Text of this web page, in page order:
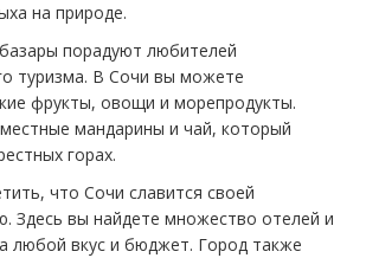
на природе.
порадуют любителей
туризма. В Сочи вы можете
фрукты, овощи и морепродукты.
мандарины и чай, который
горах.
что Сочи славится своей
Здесь вы найдете множество отелей и
любой вкус и бюджет. Город также